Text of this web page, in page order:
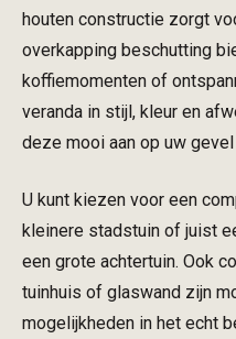
houten constructie zorgt
overkapping beschutting
koffiemomenten of
veranda in stijl, kleur en
deze mooi aan op uw gevel
U kunt kiezen voor een
kleinere stadstuin of juist
een grote achtertuin. Ook
tuinhuis of glaswand zijn
mogelijkheden in het echt